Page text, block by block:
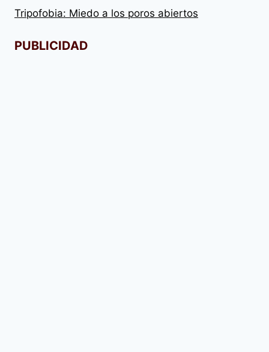
Tripofobia: Miedo a los poros abiertos
PUBLICIDAD